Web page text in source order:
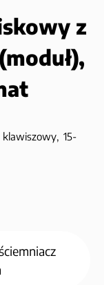
z
15-